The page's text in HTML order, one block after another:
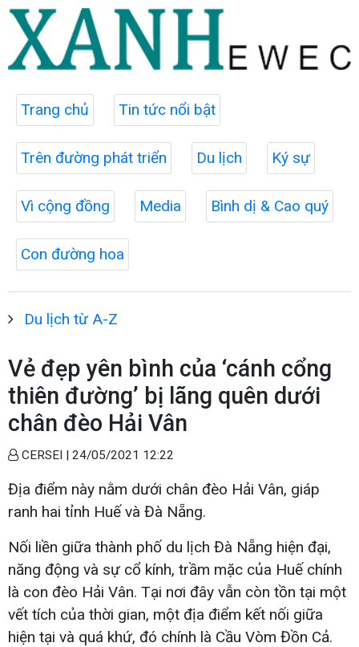
Trang chủ Tin tức nổi bật
Trên đường phát triển Du lịch Ký sự
Vì cộng đồng Media Bình dị & Cao quý
Con đường hoa
Du lịch từ A-Z
Vẻ đẹp yên bình của ‘cánh cổng
thiên đường’ bị lãng quên dưới
chân đèo Hải Vân
CERSEI | 24/05/2021 12:22
Địa điểm này nằm dưới chân đèo Hải Vân, giáp
ranh hai tỉnh Huế và Đà Nẵng.
Nối liền giữa thành phố du lịch Đà Nẵng hiện đại,
năng động và sự cổ kính, trầm mặc của Huế chính
là con đèo Hải Vân. Tại nơi đây vẫn còn tồn tại một
vết tích của thời gian, một địa điểm kết nối giữa
hiện tại và quá khứ, đó chính là Cầu Vòm Đồn Cả.